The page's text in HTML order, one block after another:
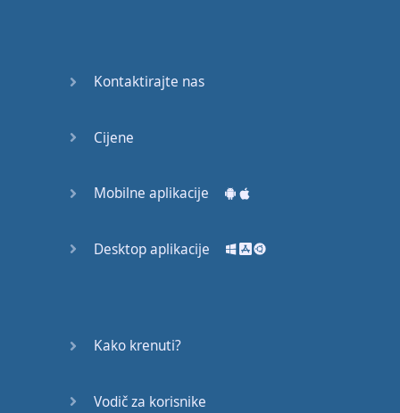
Kontaktirajte nas
Cijene
Mobilne aplikacije
Desktop aplikacije
Kako krenuti?
Vodič za korisnike